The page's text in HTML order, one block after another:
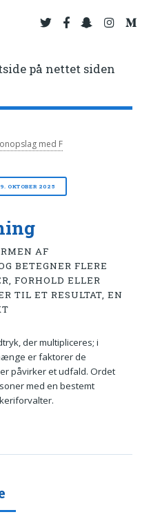
på nettet siden
med F
OKTOBER 2025
AF
BETEGNER FLERE
FORHOLD ELLER
TIL ET RESULTAT, EN
der multipliceres; i
er faktorer de
påvirker et udfald. Ordet
med en bestemt